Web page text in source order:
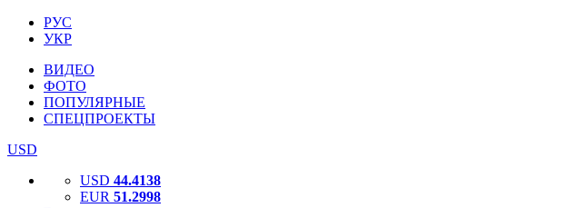
РУС
УКР
ВИДЕО
ФОТО
ПОПУЛЯРНЫЕ
СПЕЦПРОЕКТЫ
USD
USD 44.4138
EUR 51.2998